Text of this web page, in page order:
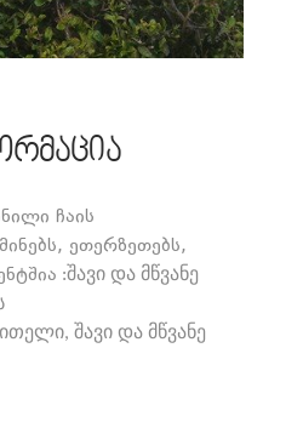
ჩაის
ეთერზეთებს,
:შავი და მწვანე
შავი და მწვანე